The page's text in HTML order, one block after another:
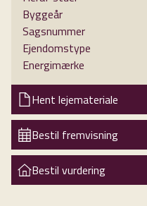
andre gode rum. Uanset om man
anvendelse, er det omgivelser,
gen vil blive inspireret af disse
arkitektur, design eller andet.
Her er 570 m2 boligareal fordelt
kælderetagen med bl.a. ekstra
Lejemålet omfatter hele
Byggeår
Sagsnummer
Ejendomstype
Energimærke
Hent lejemateriale
Bestil fremvisning
Bestil vurdering